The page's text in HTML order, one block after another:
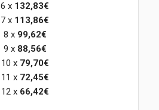
6 x 132,83€
7 x 113,86€
8 x 99,62€
9 x 88,56€
10 x 79,70€
11 x 72,45€
12 x 66,42€